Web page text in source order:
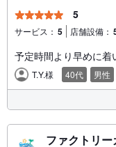
5
サービス： 5 店舗設備：
予定時間より早めに
T.Y.様 40代 男性
ファクトリ